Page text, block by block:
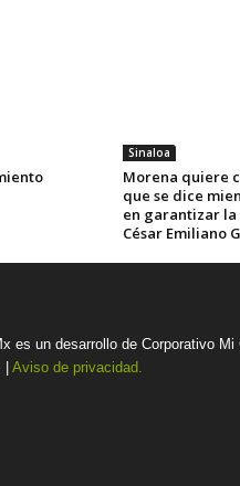
Sinaloa
Morena quiere
que se dice
en garantizar
César Emiliano
es un desarrollo de Corporativo
Aviso de privacidad.